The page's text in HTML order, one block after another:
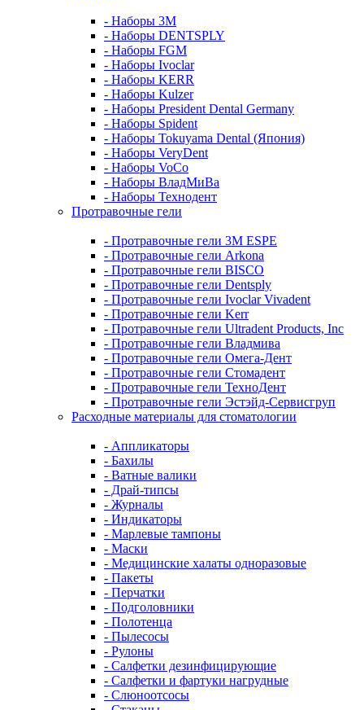
- Наборы 3М
- Наборы DENTSPLY
- Наборы FGM
- Наборы Ivoclar
- Наборы KERR
- Наборы Kulzer
- Наборы President Dental Germany
- Наборы Spident
- Наборы Tokuyama Dental (Япония)
- Наборы VeryDent
- Наборы VoCo
- Наборы ВладМиВа
- Наборы Технодент
Протравочные гели
- Протравочные гели 3М ESPE
- Протравочные гели Arkona
- Протравочные гели BISCO
- Протравочные гели Dentsply
- Протравочные гели Ivoclar Vivadent
- Протравочные гели Kerr
- Протравочные гели Ultradent Products, Inc
- Протравочные гели Владмива
- Протравочные гели Омега-Дент
- Протравочные гели Стомадент
- Протравочные гели ТехноДент
- Протравочные гели Эстэйд-Сервисгруп
Расходные материалы для стоматологии
- Аппликаторы
- Бахилы
- Ватные валики
- Драй-типсы
- Журналы
- Индикаторы
- Марлевые тампоны
- Маски
- Медицинские халаты одноразовые
- Пакеты
- Перчатки
- Подголовники
- Полотенца
- Пылесосы
- Рулоны
- Салфетки дезинфицирующие
- Салфетки и фартуки нагрудные
- Слюноотсосы